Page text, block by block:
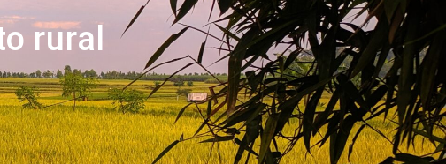
rural